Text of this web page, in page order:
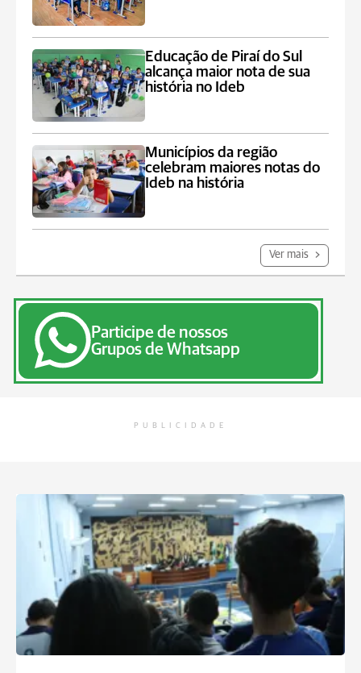
Educação de Piraí do Sul
alcança maior nota de sua
história no Ideb
Municípios da região
celebram maiores notas do
Ideb na história
Ver mais
Participe de nossos
Grupos de Whatsapp
PUBLICIDADE